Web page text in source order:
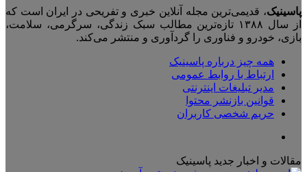
پاسینیک، قدیمی‌ترین مجله آنلاین خبری و تفریحی در ایران است که
از سال ۱۳۸۸ تازه‌ترین مطالب سبک زندگی، سرگرمی، سلامت،
بازی، خودرو و فناوری را گردآوری و منتشر می‌کند.
همه چیز درباره پاسینیک
ارتباط با روابط عمومی
مدیر تبلیغات اینترنتی
قوانین بازنشر محتوا
حریم شخصی کاربران
مقالات و اخبار جدید پاسینیک